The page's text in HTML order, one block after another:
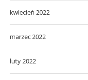
kwiecień 2022
marzec 2022
luty 2022